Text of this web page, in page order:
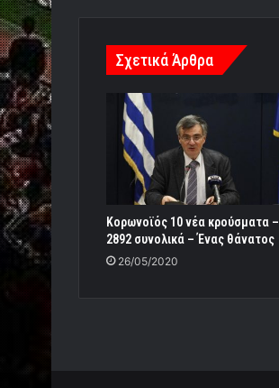
Σχετικά Άρθρα
Κορωνοϊός 10 νέα κρούσματα –
2892 συνολικά – Ένας θάνατος
26/05/2020